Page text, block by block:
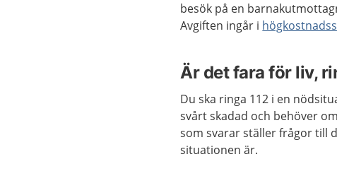
besök på en
Avgiften ingår i
Är det fara för liv,
Du ska ringa 112 i en
svårt skadad och behöver
som svarar ställer frågor till
situationen är.